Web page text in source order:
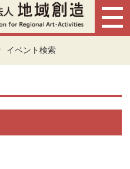
イベント検索